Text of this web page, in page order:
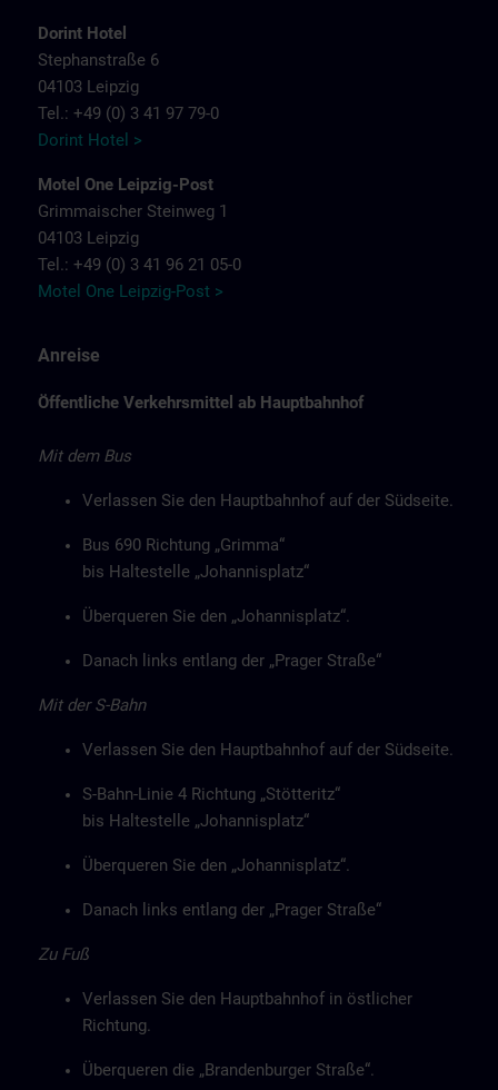
Dorint Hotel
Stephanstraße 6
04103 Leipzig
Tel.: +49 (0) 3 41 97 79-0
Dorint Hotel >
Motel One Leipzig-Post
Grimmaischer Steinweg 1
04103 Leipzig
Tel.: +49 (0) 3 41 96 21 05-0
Motel One Leipzig-Post >
Anreise
Öffentliche Verkehrsmittel ab Hauptbahnhof
Mit dem Bus
Verlassen Sie den Hauptbahnhof auf der Südseite.
Bus 690 Richtung „Grimma“
bis Haltestelle „Johannisplatz“
Überqueren Sie den „Johannisplatz“.
Danach links entlang der „Prager Straße“
Mit der S-Bahn
Verlassen Sie den Hauptbahnhof auf der Südseite.
S-Bahn-Linie 4 Richtung „Stötteritz“
bis Haltestelle „Johannisplatz“
Überqueren Sie den „Johannisplatz“.
Danach links entlang der „Prager Straße“
Zu Fuß
Verlassen Sie den Hauptbahnhof in östlicher
Richtung.
Überqueren die „Brandenburger Straße“.